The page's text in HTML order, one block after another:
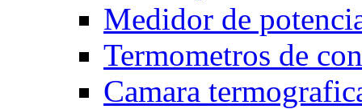
Medidor de
Termometros de
Camara